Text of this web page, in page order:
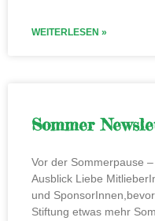
WEITERLESEN »
Sommer
Vor der Sommerpause
Ausblick Liebe
und
Stiftung etwas mehr